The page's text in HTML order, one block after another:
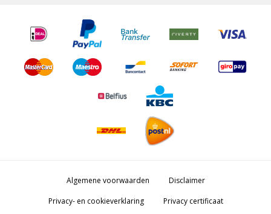
Algemene voorwaarden
Disclaimer
Privacy- en cookieverklaring
Privacy certificaat